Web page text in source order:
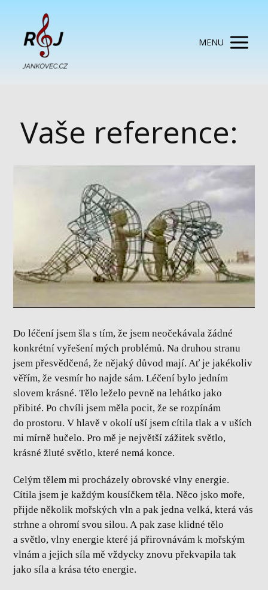
MENU
Vaše reference:
Do léčení jsem šla s tím, že jsem neočekávala žádné
konkrétní vyřešení mých problémů. Na druhou stranu
jsem přesvědčená, že nějaký důvod mají. Ať je jakékoliv
věřím, že vesmír ho najde sám. Léčení bylo jedním
slovem krásné. Tělo leželo pevně na lehátko jako
přibité. Po chvíli jsem měla pocit, že se rozpínám
do prostoru. V hlavě v okolí uší jsem cítila tlak a v uších
mi mírně hučelo. Pro mě je největší zážitek světlo,
krásné žluté světlo, které nemá konce.
Celým tělem mi procházely obrovské vlny energie.
Cítila jsem je každým kousíčkem těla. Něco jsko moře,
přijde několik mořských vln a pak jedna velká, která vás
strhne a ohromí svou silou. A pak zase klidné tělo
a světlo, vlny energie které já přirovnávám k mořským
vlnám a jejich síla mě vždycky znovu překvapila tak
jako síla a krása této energie.